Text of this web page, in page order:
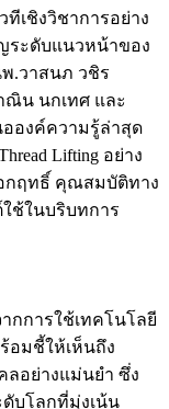
เชิงวิชาการอย่าง
ระดับแนวหน้าของ
พ.วาสนภ วชิร
น นกเทศ และ
อองค์ความรู้ล่าสุด
Lifting อย่าง
กฤทธิ์ คุณสมบัติทาง
ช้ในบริบทการ
กการใช้เทคโนโลยี
อมชี้ให้เห็นถึง
อย่างแม่นยำ ซึ่ง
บโลกที่มุ่งเน้น